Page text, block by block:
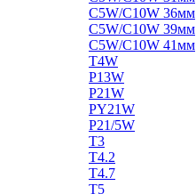
C5W/C10W 36мм
C5W/C10W 39мм
C5W/C10W 41мм
T4W
P13W
P21W
PY21W
P21/5W
T3
T4.2
T4.7
T5